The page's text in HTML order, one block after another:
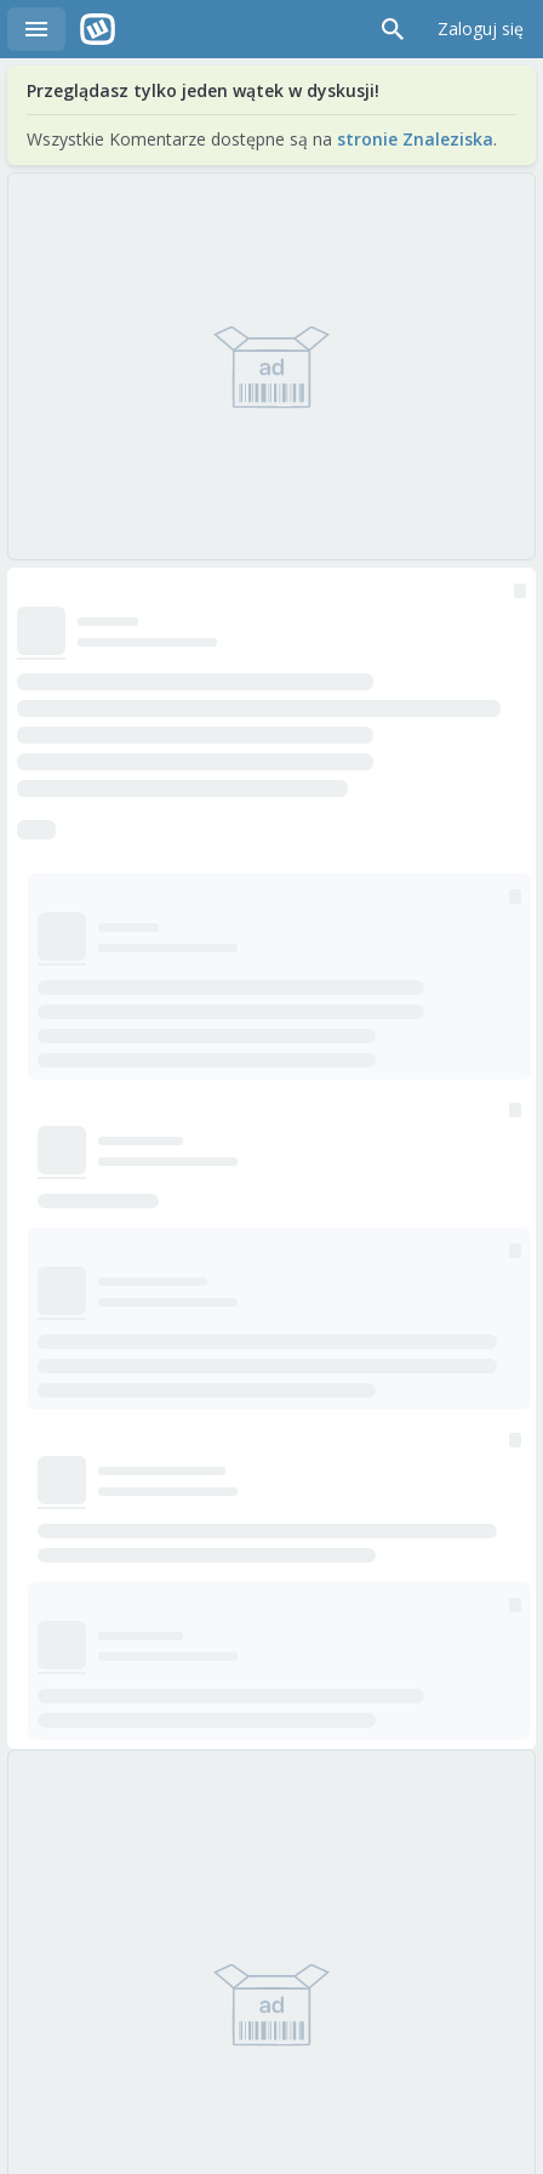
Zaloguj się
Przeglądasz tylko jeden wątek w dyskusji!
Wszystkie Komentarze dostępne są na stronie Znaleziska.